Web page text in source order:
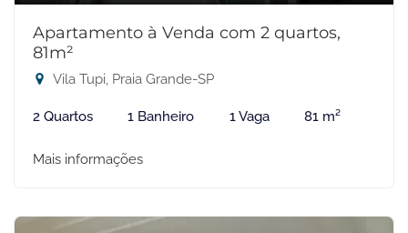
Apartamento à Venda com 2 quartos,
81m²
Vila Tupi, Praia Grande-SP
2 Quartos 1 Banheiro 1 Vaga 81 m²
Mais informações